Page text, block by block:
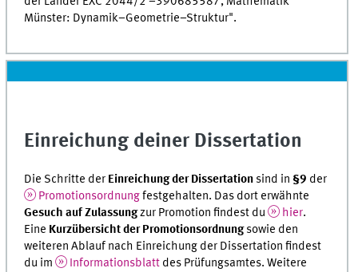
Münster: Dynamik–Geometrie–Struktur".
Einreichung deiner Dissertation
Die Schritte der Einreichungder Dissertation sind in §9 der
Promotionsordnungfestgehalten. Das dort erwähnte
Gesuch auf Zulassungzur Promotion findest du hier.
Eine Kurzübersicht der Promotionsordnungsowie den
weiteren Ablauf nach Einreichung der Dissertation findest
du im
Informationsblatt des Prüfungsamtes. Weitere